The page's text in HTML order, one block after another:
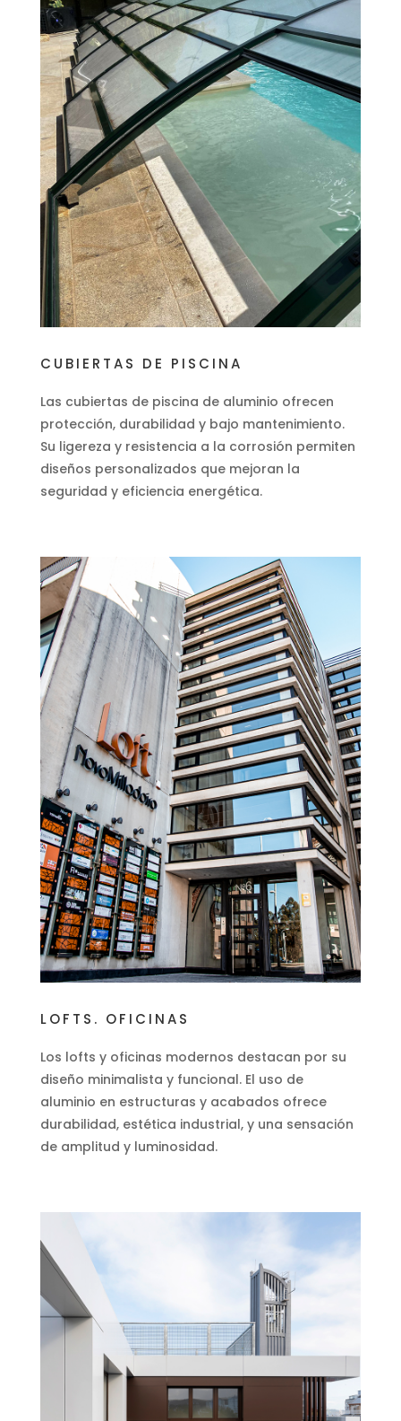
CUBIERTAS DE PISCINA
Las cubiertas de piscina de aluminio ofrecen
protección, durabilidad y bajo mantenimiento.
Su ligereza y resistencia a la corrosión permiten
diseños personalizados que mejoran la
seguridad y eficiencia energética.
LOFTS. OFICINAS
Los lofts y oficinas modernos destacan por su
diseño minimalista y funcional. El uso de
aluminio en estructuras y acabados ofrece
durabilidad, estética industrial, y una sensación
de amplitud y luminosidad.